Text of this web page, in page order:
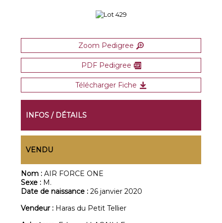
Zoom Pedigree
PDF Pedigree
Télécharger Fiche
INFOS / DÉTAILS
VENDU
Nom :AIR FORCE ONE
Sexe : M.
Date de naissance :26 janvier 2020
Vendeur : Haras du Petit Tellier